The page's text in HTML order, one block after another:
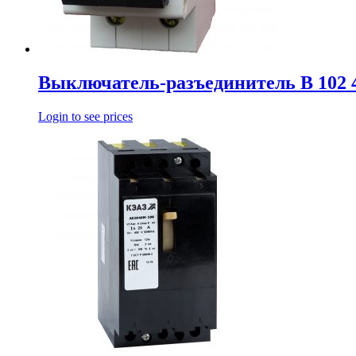
Выключатель-разъединитель В 102
Login to see prices